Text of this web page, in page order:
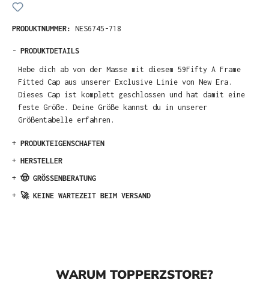
PRODUKTNUMMER: NES6745-718
- PRODUKTDETAILS
Hebe dich ab von der Masse mit diesem 59Fifty A Frame
Fitted Cap aus unserer Exclusive Linie von New Era.
Dieses Cap ist komplett geschlossen und hat damit eine
feste Größe. Deine Größe kannst du in unserer
Größentabelle erfahren.
+ PRODUKTEIGENSCHAFTEN
+ HERSTELLER
+ 🤠 GRÖSSENBERATUNG
+ 🚀 KEINE WARTEZEIT BEIM VERSAND
WARUM TOPPERZSTORE?